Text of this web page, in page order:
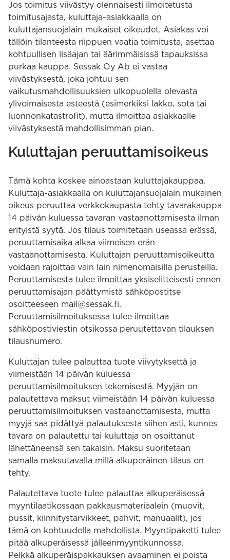
Jos toimitus viivästyy olennaisesti ilmoitetusta
toimitusajasta, kuluttaja-asiakkaalla on
kuluttajansuojalain mukaiset oikeudet. Asiakas voi
tällöin tilanteesta riippuen vaatia toimitusta, asettaa
kohtuullisen lisäajan tai äärimmäisissä tapauksissa
purkaa kauppa. Sessak Oy Ab ei vastaa
viivästyksestä, joka johtuu sen
vaikutusmahdollisuuksien ulkopuolella olevasta
ylivoimaisesta esteestä (esimerkiksi lakko, sota tai
luonnonkatastrofit), mutta ilmoittaa asiakkaalle
viivästyksestä mahdollisimman pian.
Kuluttajan peruuttamisoikeus
Tämä kohta koskee ainoastaan kuluttajakauppaa.
Kuluttaja-asiakkaalla on kuluttajansuojalain mukainen
oikeus peruuttaa verkkokaupasta tehty tavarakauppa
14 päivän kuluessa tavaran vastaanottamisesta ilman
erityistä syytä. Jos tilaus toimitetaan useassa erässä,
peruuttamisaika alkaa viimeisen erän
vastaanottamisesta. Kuluttajan peruuttamisoikeutta
voidaan rajoittaa vain lain nimenomaisilla perusteilla.
Peruuttamisesta tulee ilmoittaa yksiselitteisesti ennen
peruuttamisajan päättymistä sähköpostitse
osoitteeseen mail@sessak.fi.
Peruuttamisilmoituksessa tulee ilmoittaa
sähköpostiviestin otsikossa peruutettavan tilauksen
tilausnumero.
Kuluttajan tulee palauttaa tuote viivytyksettä ja
viimeistään 14 päivän kuluessa
peruuttamisilmoituksen tekemisestä. Myyjän on
palautettava maksut viimeistään 14 päivän kuluessa
peruuttamisilmoituksen vastaanottamisesta, mutta
myyjä saa pidättyä palautuksesta siihen asti, kunnes
tavara on palautettu tai kuluttaja on osoittanut
lähettäneensä sen takaisin. Maksu suoritetaan
samalla maksutavalla millä alkuperäinen tilaus on
tehty.
Palautettava tuote tulee palauttaa alkuperäisessä
myyntilaatikossaan pakkausmateriaalein (muovit,
pussit, kiinnitystarvikkeet, pahvit, manuaalit), jos
tämä on kohtuudella mahdollista. Myyntipaketti tulee
pitää alkuperäisessä jälleenmyyntikunnossa.
Pelkkä alkuperäispakkauksen avaaminen ei poista